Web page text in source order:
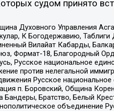
судом принято
Духовного Управления
К Богодержавию,
Вилайат Кабарды,
Формат-18, Благородный
Русское национальное
против нелегальной
Русское национальное
п. Боровский, Община
Братство, Белый
объединение